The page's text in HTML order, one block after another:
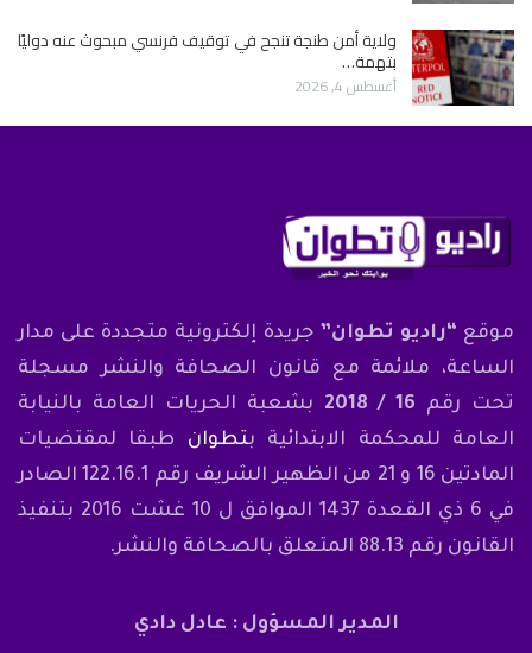
ولاية أمن طنجة تنجح في توقيف فرنسي مبحوث عنه دوليًا
بتهمة…
أغسطس 4, 2026
موقع “راديو تطوان” جريدة إلكترونية متجددة على مدار
الساعة، ملائمة مع قانون الصحافة والنشر مسجلة
تحت رقم 16 / 2018
بشعبة الحريات العامة بالنيابة
العامة للمحكمة الابتدائية بتطوان طبقا لمقتضيات
المادتين 16 و 21 من الظهير الشريف رقم 122.16.1 الصادر
في 6 ذي القعدة 1437 الموافق ل 10 غشت 2016 بتنفيذ
القانون رقم 88.13 المتعلق بالصحافة والنشر.
المدير المسؤول : عادل دادي